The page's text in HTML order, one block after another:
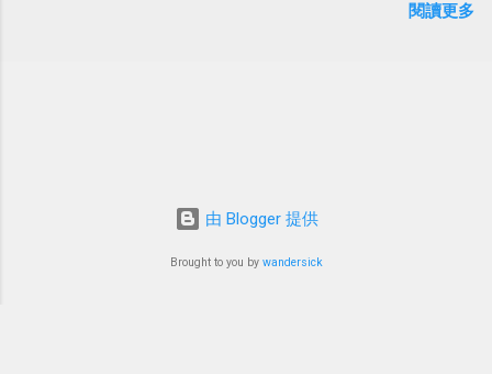
閱讀更多
由 Blogger 提供
Brought to you by wandersick